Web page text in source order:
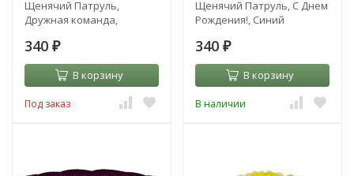
Щенячий Патруль,
Дружная команда,
340 ₽
В корзину
Под заказ
Щенячий Патруль, С Днем
Рождения!, Синий
340 ₽
В корзину
В наличии